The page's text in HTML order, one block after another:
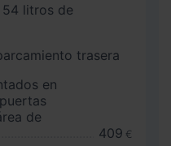
litros de
trasera
en
de
409 €